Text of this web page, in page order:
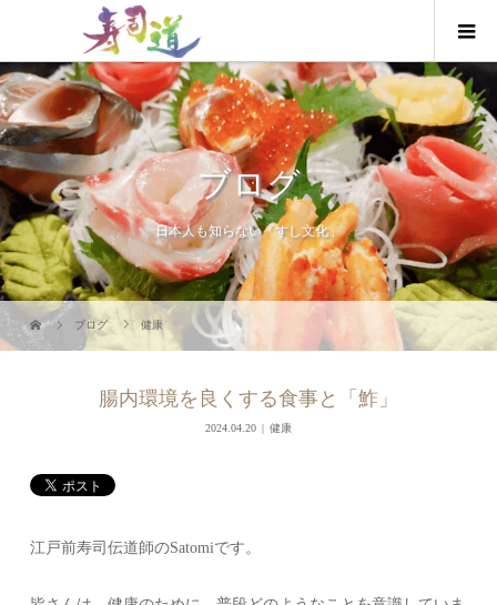
ブログ
日本人も知らない「すし文化」
ブログ 健康
腸内環境を良くする食事と「鮓」
2024.04.20 健康
江戸前寿司伝道師のSatomiです。